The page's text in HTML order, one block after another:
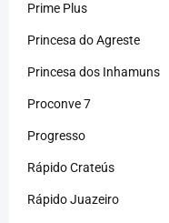
Prime Plus
Princesa do Agreste
Princesa dos Inhamuns
Proconve 7
Progresso
Rápido Crateús
Rápido Juazeiro